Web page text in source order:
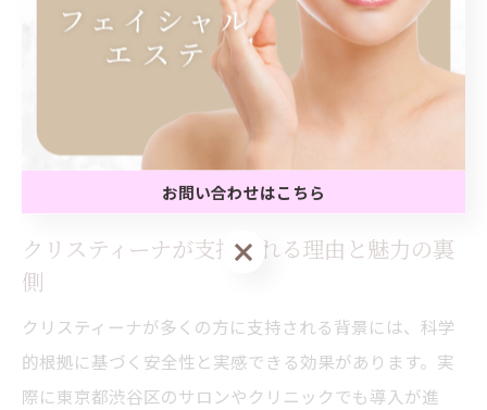
これにより、「繰り返すニキビが落ち着いた」「肌全体
が明るくなった」といった実感が得られやすくなりま
す。定期的なケアを継続することで、再発防止や美肌維
持にもつながるのが、最新ニキビケアとしての大きな魅
クリスティーナが支持される理由と魅力の裏
側
クリスティーナが多くの方に支持される背景には、科学
的根拠に基づく安全性と実感できる効果があります。実
際に東京都渋谷区のサロンやクリニックでも導入が進
お問い合わせはこちら
お問い合わせはこちら